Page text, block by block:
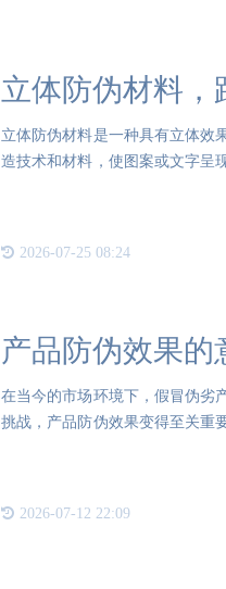
立体防伪材料，
立体防伪材料是一种具有立体效
造技术和材料，使图案或文字呈
2026-07-25 08:24
产品防伪效果的
在当今的市场环境下，假冒伪劣
挑战，产品防伪效果变得至关重
2026-07-12 22:09